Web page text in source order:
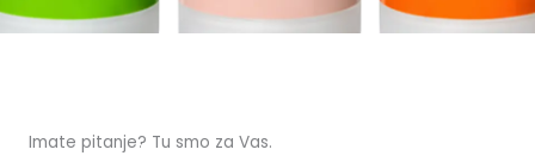
Imate pitanje? Tu smo za Vas.